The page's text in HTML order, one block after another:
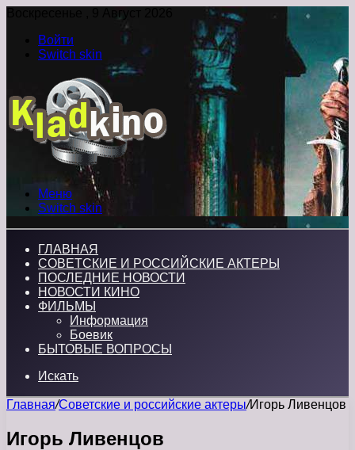
Воскресенье , 9 Август 2026
Войти
Switch skin
Меню
Switch skin
ГЛАВНАЯ
СОВЕТСКИЕ И РОССИЙСКИЕ АКТЕРЫ
ПОСЛЕДНИЕ НОВОСТИ
НОВОСТИ КИНО
ФИЛЬМЫ
Информация
Боевик
БЫТОВЫЕ ВОПРОСЫ
Искать
Главная/Советские и российские актеры/Игорь Ливенцов
Игорь Ливенцов